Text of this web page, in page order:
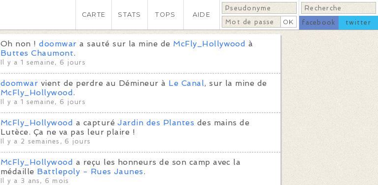
CARTE STATS TOPS
AIDE
facebook
twitter
Oh non !doomwar a sauté sur la mine de McFly_Hollywood à
Buttes Chaumont.
Il y a 1 semaine, 6 jours
doomwar vient de perdre au Démineur à Le Canal, sur la mine de
McFly_Hollywood.
Il y a 1 semaine, 6 jours
McFly_Hollywood a capturéJardin des Plantes des mains de
Lutèce. Ça ne va pas leur plaire !
Il y a 2 semaines, 6 jours
McFly_Hollywood a reçu les honneurs de son camp avec la
médaille Battlepoly - Rues Jaunes.
Il y a 3 ans, 6 mois